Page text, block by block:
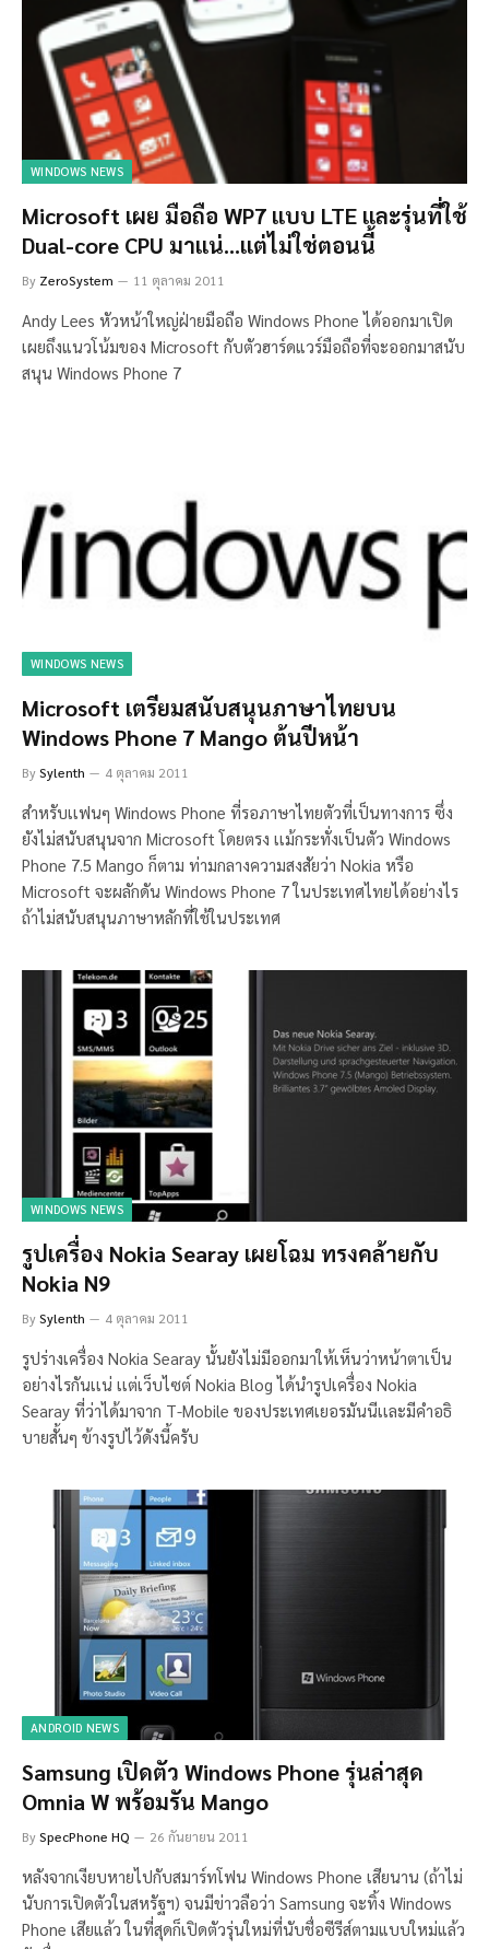
WINDOWS NEWS
Microsoft เผย มือถือ WP7 แบบ LTE และรุ่นที่ใช้
Dual-core CPU มาแน่…แต่ไม่ใช่ตอนนี้
By ZeroSystem 11 ตุลาคม 2011
Andy Lees หัวหน้าใหญ่ฝ่ายมือถือ Windows Phone ได้ออกมาเปิด
เผยถึงแนวโน้มของ Microsoft กับตัวฮาร์ดแวร์มือถือที่จะออกมาสนับ
สนุน Windows Phone 7
WINDOWS NEWS
Microsoft เตรียมสนับสนุนภาษาไทยบน
Windows Phone 7 Mango ต้นปีหน้า
BySylenth 4 ตุลาคม 2011
สำหรับเเฟนๆ Windows Phone ที่รอภาษาไทยตัวที่เป็นทางการ ซึ่ง
ยังไม่สนับสนุนจาก Microsoft โดยตรง เเม้กระทั่งเป็นตัว Windows
Phone 7.5 Mango ก็ตาม ท่ามกลางความสงสัยว่า Nokia หรือ
Microsoft จะผลักดัน Windows Phone 7 ในประเทศไทยได้อย่างไร
ถ้าไม่สนับสนุนภาษาหลักที่ใช้ในประเทศ
WINDOWS NEWS
รูปเครื่อง Nokia Searay เผยโฉม ทรงคล้ายกับ
Nokia N9
BySylenth 4 ตุลาคม 2011
รูปร่างเครื่อง Nokia Searay นั้นยังไม่มีออกมาให้เห็นว่าหน้าตาเป็น
อย่างไรกันเเน่ เเต่เว็บไซต์ Nokia Blog ได้นำรูปเครื่อง Nokia
Searay ที่ว่าได้มาจาก T-Mobile ของประเทศเยอรมันนีเเละมีคำอธิ
บายสั้นๆ ข้างรูปไว้ดังนี้ครับ
ANDROID NEWS
Samsung เปิดตัว Windows Phone รุ่นล่าสุด
Omnia W พร้อมรัน Mango
BySpecPhone HQ 26 กันยายน 2011
หลังจากเงียบหายไปกับสมาร์ทโฟน Windows Phone เสียนาน (ถ้าไม่
นับการเปิดตัวในสหรัฐฯ) จนมีข่าวลือว่า Samsung จะทิ้ง Windows
Phone เสียแล้ว ในที่สุดก็เปิดตัวรุ่นใหม่ที่นับชื่อซีรีส์ตามแบบใหม่แล้ว